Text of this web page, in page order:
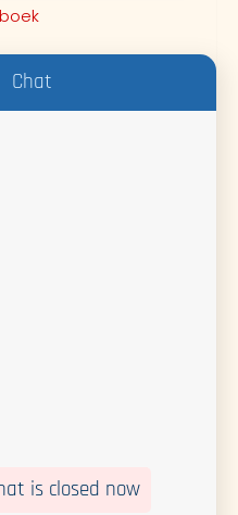
Chat
is closed now